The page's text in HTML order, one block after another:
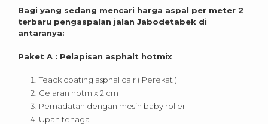
Bagi yang sedang mencari harga aspal per meter 2
terbaru pengaspalan jalan Jabodetabek di
antaranya:
Paket A : Pelapisan asphalt hotmix
Teack coating asphal cair ( Perekat )
Gelaran hotmix 2 cm
Pemadatan dengan mesin baby roller
Upah tenaga